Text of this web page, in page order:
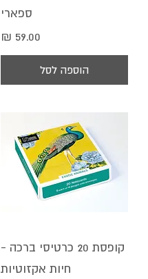
ספארי
מחיר
הוספה לסל
קופסת 20 כרטיסי ברכה -
חיות אקזוטיות